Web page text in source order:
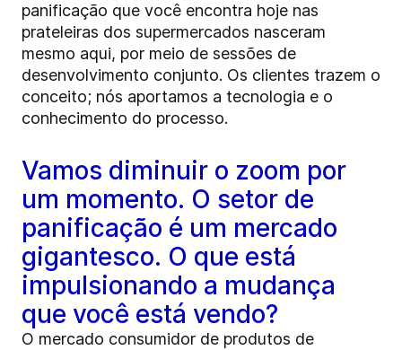
panificação que você encontra hoje nas
prateleiras dos supermercados nasceram
mesmo aqui, por meio de sessões de
desenvolvimento conjunto. Os clientes trazem o
conceito; nós aportamos a tecnologia e o
conhecimento do processo.
Vamos diminuir o zoom por
um momento. O setor de
panificação é um mercado
gigantesco. O que está
impulsionando a mudança
que você está vendo?
O mercado consumidor de produtos de